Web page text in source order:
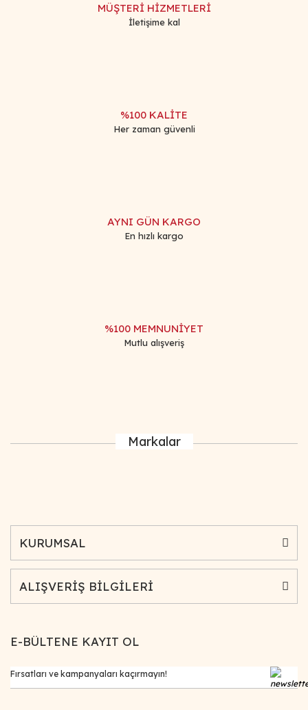
Ürün bilgilerinde hatalar bulunuyor.
MÜŞTERİ HİZMETLERİ
İletişime kal
%100 KALİTE
Her zaman güvenli
AYNI GÜN KARGO
En hızlı kargo
%100 MEMNUNİYET
Mutlu alışveriş
Markalar
KURUMSAL
ALIŞVERİŞ BİLGİLERİ
E-BÜLTENE KAYIT OL